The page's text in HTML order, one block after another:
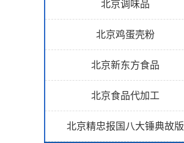
北京调味品
北京鸡蛋壳粉
北京新东方食品
北京食品代加工
北京精忠报国八大锤典故版